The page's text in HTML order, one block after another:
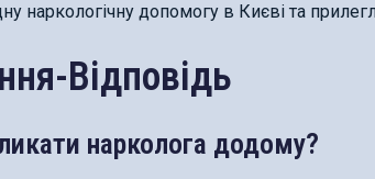
наркологічну допомогу в Києві та
Відповідь
нарколога додому?